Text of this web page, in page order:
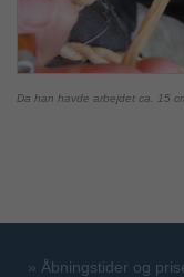
Da han havde arbejdet ca. 15
» Åbningstider og